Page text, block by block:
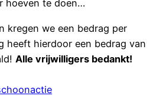
hoeven te doen…
kregen we een bedrag per
heeft hierdoor een bedrag van
Alle vrijwilligers bedankt!